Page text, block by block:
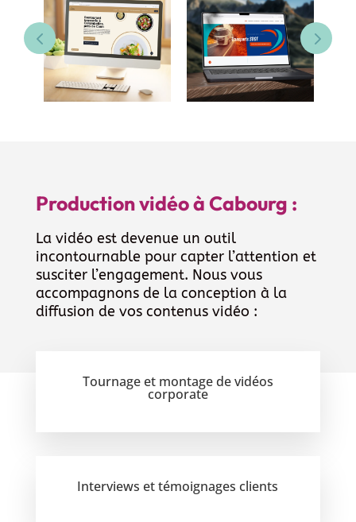
Production vidéo à Cabourg :
La vidéo est devenue un outil
incontournable pour capter l’attention et
susciter l’engagement. Nous vous
accompagnons de la conception à la
diffusion de vos contenus vidéo :
Tournage et montage de vidéos
corporate
Interviews et témoignages clients